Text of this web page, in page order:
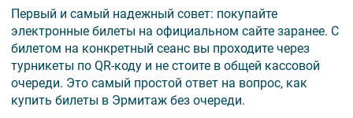
Первый и самый надежный совет: покупайте
электронные билеты на официальном сайте заранее. С
билетом на конкретный сеанс вы проходите через
турникеты по QR-коду и не стоите в общей кассовой
очереди. Это самый простой ответ на вопрос, как
купить билеты в Эрмитаж без очереди.